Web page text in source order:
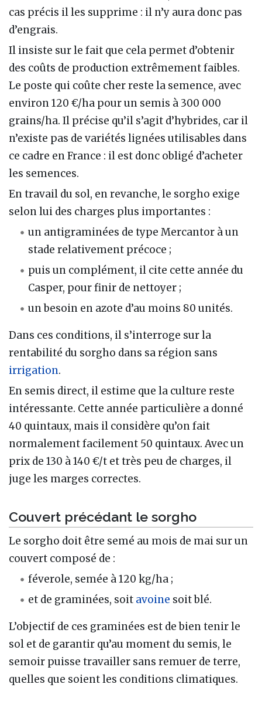
cas précis il les supprime : il n’y aura donc pas
d’engrais.
Il insiste sur le fait que cela permet d’obtenir
des coûts de production extrêmement faibles.
Le poste qui coûte cher reste la semence, avec
environ 120 €/ha pour un semis à 300 000
grains/ha. Il précise qu’il s’agit d’hybrides, car il
n’existe pas de variétés lignées utilisables dans
ce cadre en France : il est donc obligé d’acheter
les semences.
En travail du sol, en revanche, le sorgho exige
selon lui des charges plus importantes :
un antigraminées de type Mercantor à un
stade relativement précoce ;
puis un complément, il cite cette année du
Casper, pour finir de nettoyer ;
un besoin en azote d’au moins 80 unités.
Dans ces conditions, il s’interroge sur la
rentabilité du sorgho dans sa région sans
irrigation.
En semis direct, il estime que la culture reste
intéressante. Cette année particulière a donné
40 quintaux, mais il considère qu’on fait
normalement facilement 50 quintaux. Avec un
prix de 130 à 140 €/t et très peu de charges, il
juge les marges correctes.
Couvert précédant le sorgho
Le sorgho doit être semé au mois de mai sur un
couvert composé de :
féverole, semée à 120 kg/ha ;
et de graminées, soit avoine soit blé.
L’objectif de ces graminées est de bien tenir le
sol et de garantir qu’au moment du semis, le
semoir puisse travailler sans remuer de terre,
quelles que soient les conditions climatiques.